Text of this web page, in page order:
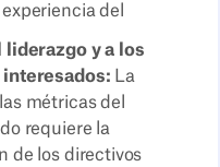
del
liderazgo y a los
La
métricas del
requiere la
de los directivos